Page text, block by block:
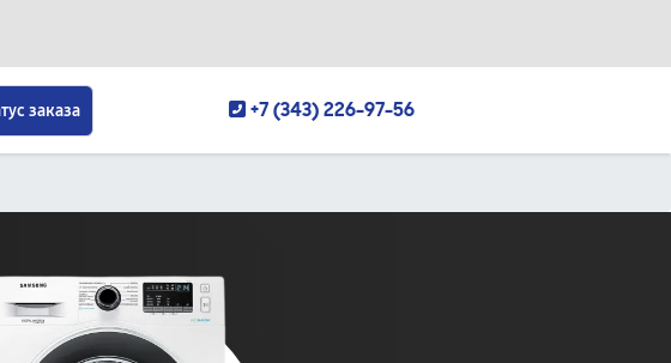
заказа +7 (343) 226-97-56